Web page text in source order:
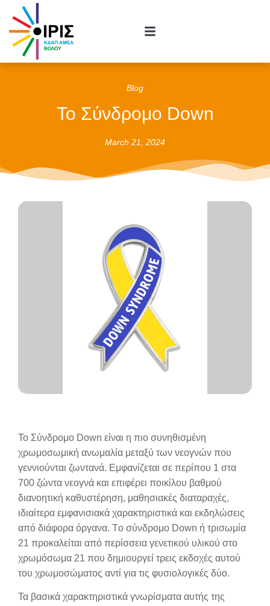
Blog
Το Σύνδρομο Down
March 21, 2024
Το Σύνδρομο Down είναι η πιο συνηθισμένη
χρωμοσωμική ανωμαλία μεταξύ των νεογνών που
γεννιούνται ζωντανά. Εμφανίζεται σε περίπου 1 στα
700 ζώντα νεογνά και επιφέρει ποικίλου βαθμού
διανοητική καθυστέρηση, μαθησιακές διαταραχές,
ιδιαίτερα εμφανισιακά χαρακτηριστικά και εκδηλώσεις
από διάφορα όργανα. Tο σύνδρομο Down ή τρισωμία
21 προκαλείται από περίσσεια γενετικού υλικού στο
χρωμόσωμα 21 που δημιουργεί τρεις εκδοχές αυτού
του χρωμοσώματος αντί για τις φυσιολογικές δύο.
Τα βασικά χαρακτηριστικά γνωρίσματα αυτής της